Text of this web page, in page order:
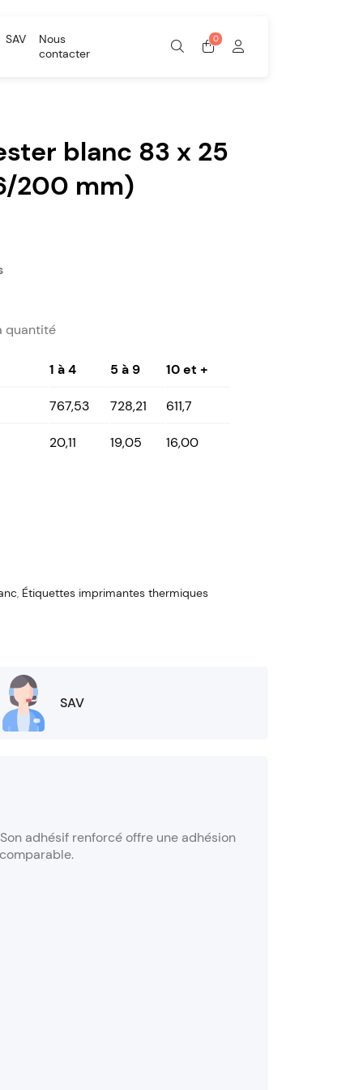
SAV
Nous
contacter
blanc 83 x 25
200 mm)
quantité
1 à 4 5 à 9 10 et +
767,53 728,21 611,7
20,11 19,05 16,00
Étiquettes imprimantes thermiques
SAV
adhésif renforcé offre une adhésion